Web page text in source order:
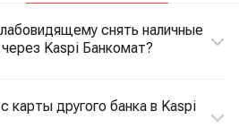
снять наличные
Kaspi Банкомат?
карты другого банка в Kaspi